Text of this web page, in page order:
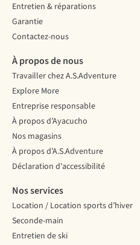
Entretien & réparations
Garantie
Contactez-nous
À propos de nous
Travailler chez A.S.Adventure
Explore More
Entreprise responsable
À propos d’Ayacucho
Nos magasins
À propos d’A.S.Adventure
Déclaration d'accessibilité
Nos services
Location / Location sports d’hiver
Seconde-main
Entretien de ski